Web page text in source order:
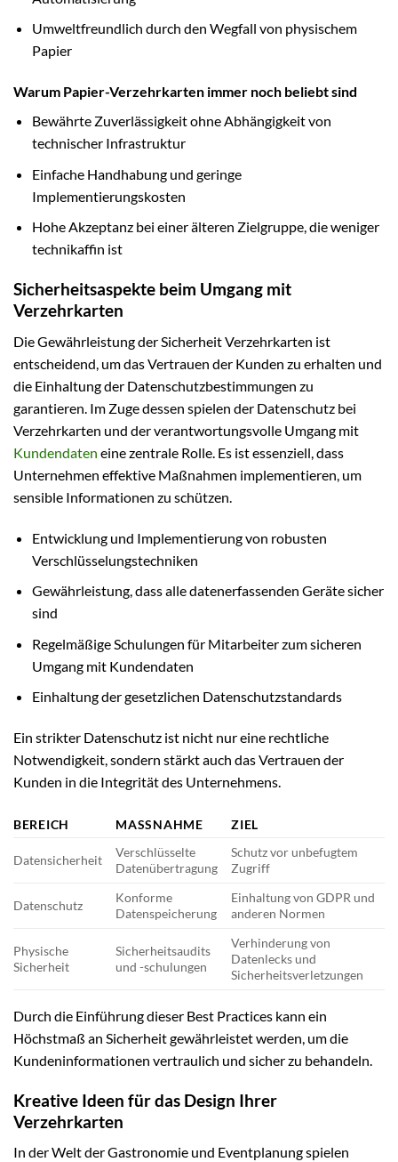
Umweltfreundlich durch den Wegfall von physischem
Papier
Warum Papier-Verzehrkarten immer noch beliebt sind
Bewährte Zuverlässigkeit ohne Abhängigkeit von
technischer Infrastruktur
Einfache Handhabung und geringe
Implementierungskosten
Hohe Akzeptanz bei einer älteren Zielgruppe, die weniger
technikaffin ist
Sicherheitsaspekte beim Umgang mit
Verzehrkarten
Die Gewährleistung der Sicherheit Verzehrkarten ist
entscheidend, um das Vertrauen der Kunden zu erhalten und
die Einhaltung der Datenschutzbestimmungen zu
garantieren. Im Zuge dessen spielen der Datenschutz bei
Verzehrkarten und der verantwortungsvolle Umgang mit
Kundendaten eine zentrale Rolle. Es ist essenziell, dass
Unternehmen effektive Maßnahmen implementieren, um
sensible Informationen zu schützen.
Entwicklung und Implementierung von robusten
Verschlüsselungstechniken
Gewährleistung, dass alle datenerfassenden Geräte sicher
sind
Regelmäßige Schulungen für Mitarbeiter zum sicheren
Umgang mit Kundendaten
Einhaltung der gesetzlichen Datenschutzstandards
Ein strikter Datenschutz ist nicht nur eine rechtliche
Notwendigkeit, sondern stärkt auch das Vertrauen der
Kunden in die Integrität des Unternehmens.
BEREICH MASSNAHME ZIEL
Datensicherheit
Verschlüsselte
Datenübertragung
Schutz vor unbefugtem
Zugriff
Datenschutz
Konforme
Datenspeicherung
Einhaltung von GDPR und
anderen Normen
Physische
Sicherheit
Sicherheitsaudits
und -schulungen
Verhinderung von
Datenlecks und
Sicherheitsverletzungen
Durch die Einführung dieser Best Practices kann ein
Höchstmaß an Sicherheit gewährleistet werden, um die
Kundeninformationen vertraulich und sicher zu behandeln.
Kreative Ideen für das Design Ihrer
Verzehrkarten
In der Welt der Gastronomie und Eventplanung spielen